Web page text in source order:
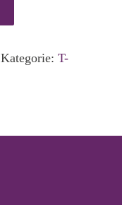
Kategorie: T-